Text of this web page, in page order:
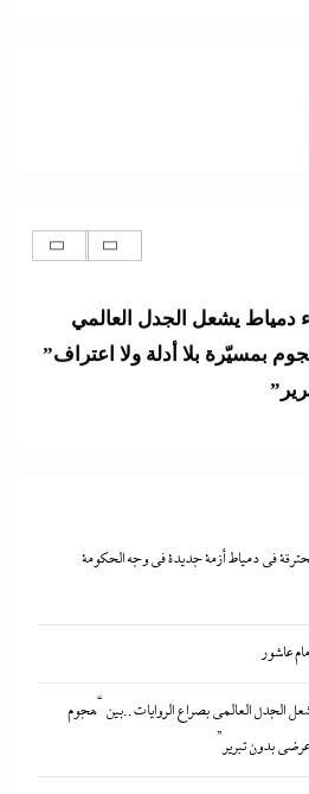
بمسيّرة بلا أدلة ولا اعتراف”
حساب نظيره الإسرائيلي
في دمياط أزمة جديدة في وجه الحكومة
عاشور
الجدل العالمي بصراع الروايات..بين “هجوم
بدون تبرير”